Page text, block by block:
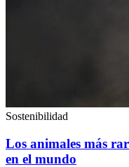
Sostenibilidad
Los animales más
en el mundo